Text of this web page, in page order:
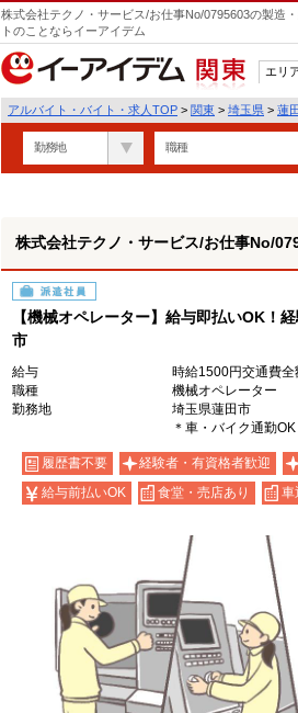
株式会社テクノ・サービス/お仕事No/0795603の製造
トのことならイーアイデム
関東
エリ
アルバイト・バイト・求人TOP > 関東 > 埼玉県 > 蓮
勤務地 職種
株式会社テクノ・サービス/お仕事No/
派遣社員
【機械オペレーター】給与即払いOK！
市
給与
時給1500円交通費全
職種
機械オペレーター
勤務地
埼玉県蓮田市
＊車・バイク通勤OK
履歴書不要 経験者・有資格者歓迎
給与前払いOK
食堂・売店あり 車